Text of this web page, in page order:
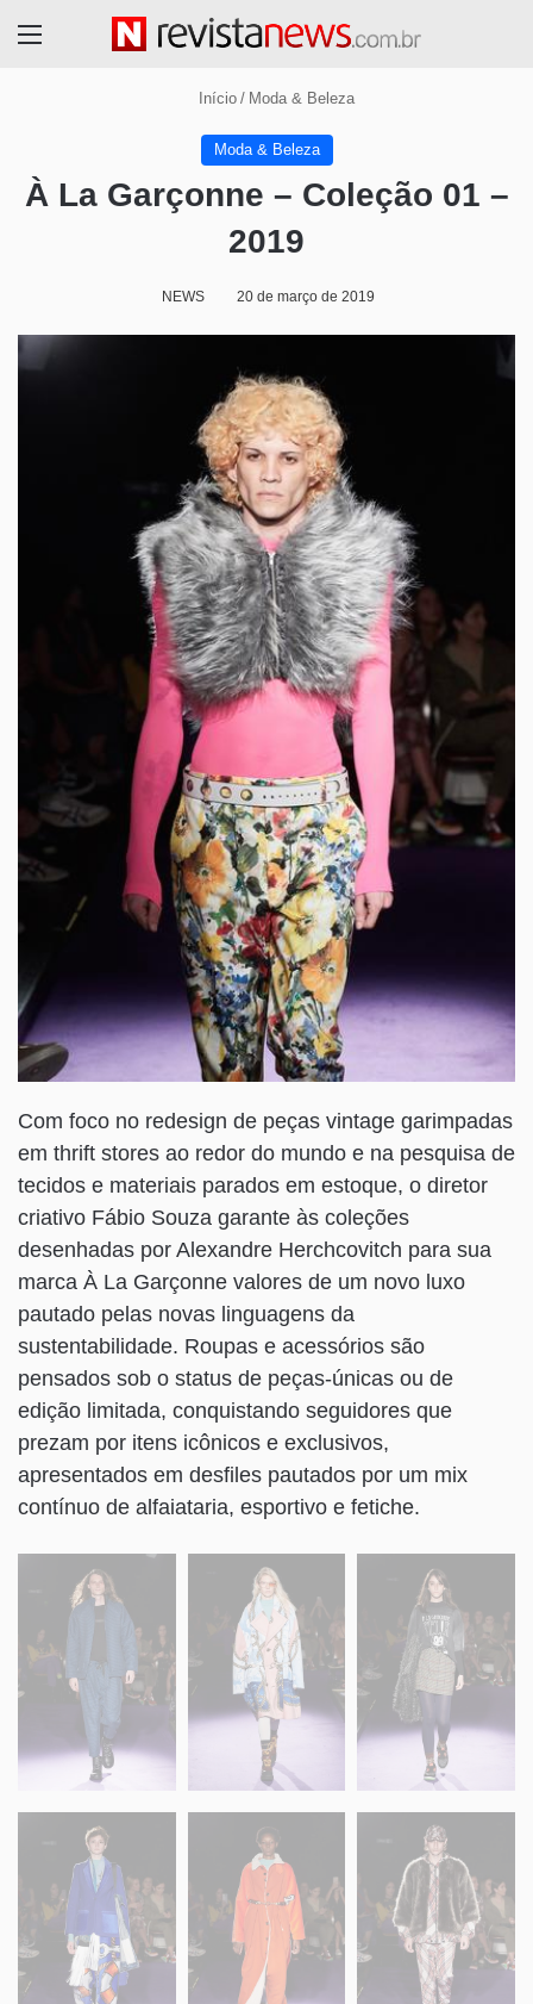
Início / Moda & Beleza
Moda & Beleza
À La Garçonne – Coleção 01 –
2019
NEWS 20 de março de 2019
Com foco no redesign de peças vintage garimpadas
em thrift stores ao redor do mundo e na pesquisa de
tecidos e materiais parados em estoque, o diretor
criativo Fábio Souza garante às coleções
desenhadas por Alexandre Herchcovitch para sua
marca À La Garçonne valores de um novo luxo
pautado pelas novas linguagens da
sustentabilidade. Roupas e acessórios são
pensados sob o status de peças-únicas ou de
edição limitada, conquistando seguidores que
prezam por itens icônicos e exclusivos,
apresentados em desfiles pautados por um mix
contínuo de alfaiataria, esportivo e fetiche.